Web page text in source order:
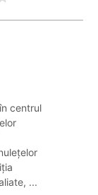
centrul
...